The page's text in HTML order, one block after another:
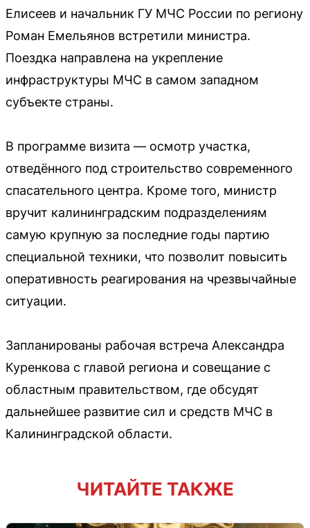
Елисеев и начальник ГУ МЧС России по региону
Роман Емельянов встретили министра.
Поездка направлена на укрепление
инфраструктуры МЧС в самом западном
субъекте страны.
В программе визита — осмотр участка,
отведённого под строительство современного
спасательного центра. Кроме того, министр
вручит калининградским подразделениям
самую крупную за последние годы партию
специальной техники, что позволит повысить
оперативность реагирования на чрезвычайные
ситуации.
Запланированы рабочая встреча Александра
Куренкова с главой региона и совещание с
областным правительством, где обсудят
дальнейшее развитие сил и средств МЧС в
Калининградской области.
ЧИТАЙТЕ ТАКЖЕ